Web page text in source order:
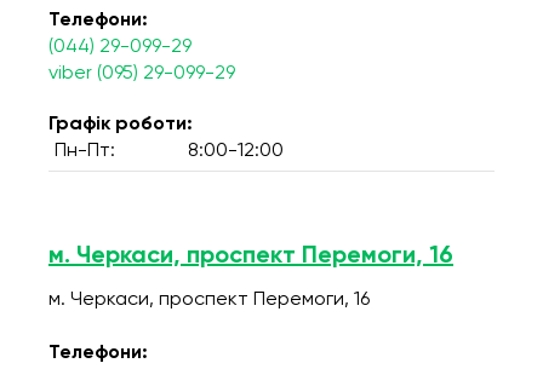
Телефони:
(044) 29-099-29
viber (095) 29-099-29
Графік роботи:
Пн-Пт:
8:00-12:00
м. Черкаси, проспект Перемоги, 16
м. Черкаси, проспект Перемоги, 16
Телефони: